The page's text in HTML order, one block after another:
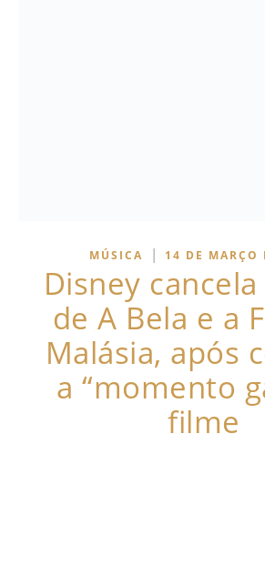
MÚSICA | 14 DE MARÇO
Disney
de A Bela e a
Malásia, após
a “momento
filme